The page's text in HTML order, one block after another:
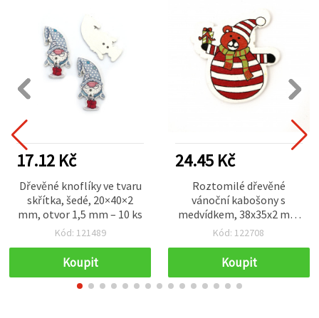
17.12 Kč
Dřevěné knoflíky ve tvaru
skřítka, šedé, 20×40×2
mm, otvor 1,5 mm – 10 ks
Kód: 121489
Koupit
24.45 Kč
Roztomilé dřevěné
vánoční kabošony s
medvídkem, 38x35x2 mm
– ideální pro vánoční
sada 10 ks (mix motivů)
Kód: 122708
Koupit